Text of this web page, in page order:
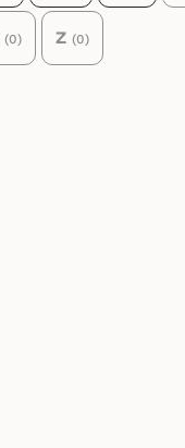
(0) Z (0)